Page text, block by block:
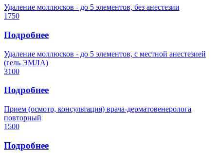
Удаление моллюсков - до 5 элементов, без анестезии
1750
Подробнее
Удаление моллюсков - до 5 элементов, с местной анестезией
(гель ЭМЛА)
3100
Подробнее
Прием (осмотр, консультация) врача-дерматовенеролога
повторный
1500
Подробнее